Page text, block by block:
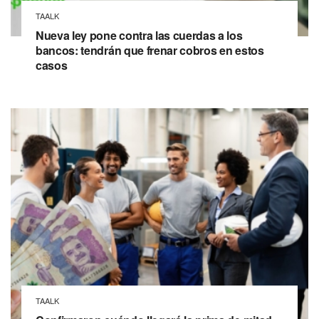
TAALK
Nueva ley pone contra las cuerdas a los
bancos: tendrán que frenar cobros en estos
casos
TAALK